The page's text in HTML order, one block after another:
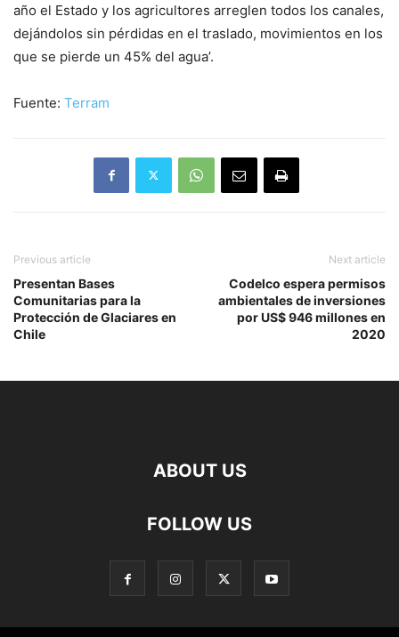
año el Estado y los agricultores arreglen todos los canales,
dejándolos sin pérdidas en el traslado, movimientos en los
que se pierde un 45% del agua’.
Fuente: Terram
Previous article
Presentan Bases
Comunitarias para la
Protección de Glaciares en
Chile
Next article
Codelco espera permisos
ambientales de inversiones
por US$ 946 millones en
2020
ABOUT US
FOLLOW US